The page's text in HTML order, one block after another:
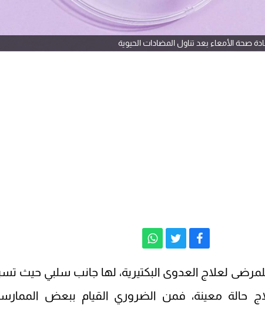
لعلاج العدوى البكتيرية، لها جانب سلبي حيث
حالة معينة، فمن الضروري القيام ببعض